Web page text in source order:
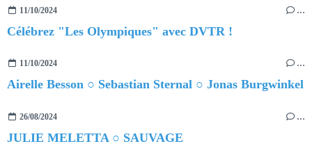
11/10/2024 …
Célébrez "Les Olympiques" avec DVTR !
11/10/2024 …
Airelle Besson ○ Sebastian Sternal ○ Jonas Burgwinkel
26/08/2024 …
JULIE MELETTA ○ SAUVAGE